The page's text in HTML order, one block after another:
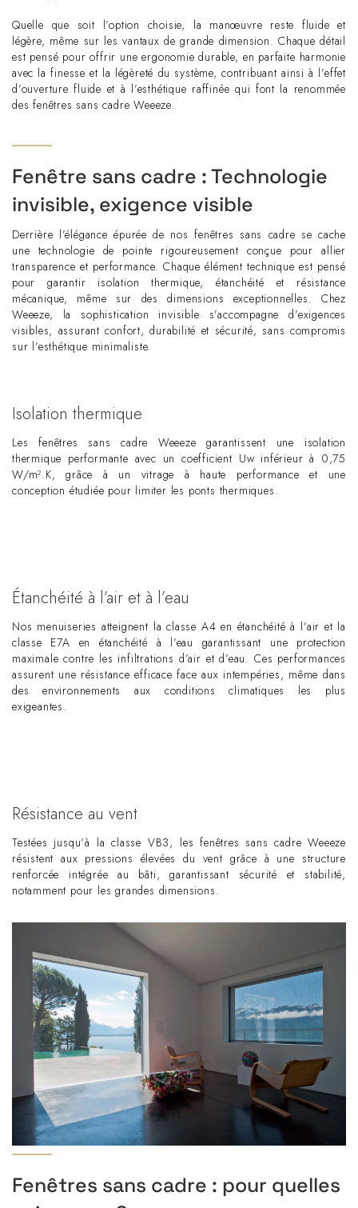
Quelle que soit l’option choisie, la manœuvre reste fluide et
légère, même sur les vantaux de grande dimension. Chaque détail
est pensé pour offrir une ergonomie durable, en parfaite harmonie
avec la finesse et la légèreté du système, contribuant ainsi à l’effet
d’ouverture fluide et à l’esthétique raffinée qui font la renommée
des fenêtres sans cadre Weeeze.
Fenêtre sans cadre : Technologie
invisible, exigence visible
Derrière l’élégance épurée de nos fenêtres sans cadre se cache
une technologie de pointe rigoureusement conçue pour allier
transparence et performance. Chaque élément technique est pensé
pour garantir isolation thermique, étanchéité et résistance
mécanique, même sur des dimensions exceptionnelles. Chez
Weeeze, la sophistication invisible s’accompagne d’exigences
visibles, assurant confort, durabilité et sécurité, sans compromis
sur l’esthétique minimaliste.
Isolation thermique
Les fenêtres sans cadre Weeeze garantissent une isolation
thermique performante avec un coefficient Uw inférieur à 0,75
W/m².K, grâce à un vitrage à haute performance et une
conception étudiée pour limiter les ponts thermiques.
Étanchéité à l’air et à l’eau
Nos menuiseries atteignent la classe A4 en étanchéité à l’air et la
classe E7A en étanchéité à l’eau garantissant une protection
maximale contre les infiltrations d’air et d’eau. Ces performances
assurent une résistance efficace face aux intempéries, même dans
des environnements aux conditions climatiques les plus
exigeantes.
Résistance au vent
Testées jusqu’à la classe VB3, les fenêtres sans cadre Weeeze
résistent aux pressions élevées du vent grâce à une structure
renforcée intégrée au bâti, garantissant sécurité et stabilité,
notamment pour les grandes dimensions.
Fenêtres sans cadre : pour quelles